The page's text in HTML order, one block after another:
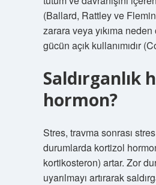
(Ballard, Rattley ve
zarara veya yıkıma neden
gücün açık kullanımıdır
Saldırganlık
hormon?
Stres, travma sonrası
durumlarda kortizol
kortikosteron) artar. Zor
uyarılmayı artırarak